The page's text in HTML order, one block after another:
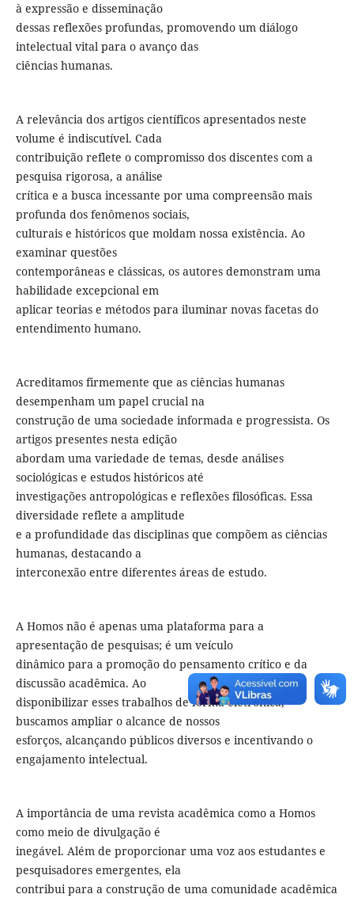
à expressão e disseminação
dessas reflexões profundas, promovendo um diálogo
intelectual vital para o avanço das
ciências humanas.
A relevância dos artigos científicos apresentados neste
volume é indiscutível. Cada
contribuição reflete o compromisso dos discentes com a
pesquisa rigorosa, a análise
crítica e a busca incessante por uma compreensão mais
profunda dos fenômenos sociais,
culturais e históricos que moldam nossa existência. Ao
examinar questões
contemporâneas e clássicas, os autores demonstram uma
habilidade excepcional em
aplicar teorias e métodos para iluminar novas facetas do
entendimento humano.
Acreditamos firmemente que as ciências humanas
desempenham um papel crucial na
construção de uma sociedade informada e progressista. Os
artigos presentes nesta edição
abordam uma variedade de temas, desde análises
sociológicas e estudos históricos até
investigações antropológicas e reflexões filosóficas. Essa
diversidade reflete a amplitude
e a profundidade das disciplinas que compõem as ciências
humanas, destacando a
interconexão entre diferentes áreas de estudo.
A Homos não é apenas uma plataforma para a
apresentação de pesquisas; é um veículo
dinâmico para a promoção do pensamento crítico e da
discussão acadêmica. Ao
disponibilizar esses trabalhos de forma eletrônica,
buscamos ampliar o alcance de nossos
esforços, alcançando públicos diversos e incentivando o
engajamento intelectual.
A importância de uma revista acadêmica como a Homos
como meio de divulgação é
inegável. Além de proporcionar uma voz aos estudantes e
pesquisadores emergentes, ela
contribui para a construção de uma comunidade acadêmica